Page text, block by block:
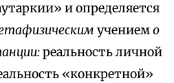
и определяется
учениемо
реальность личной
«конкретной»